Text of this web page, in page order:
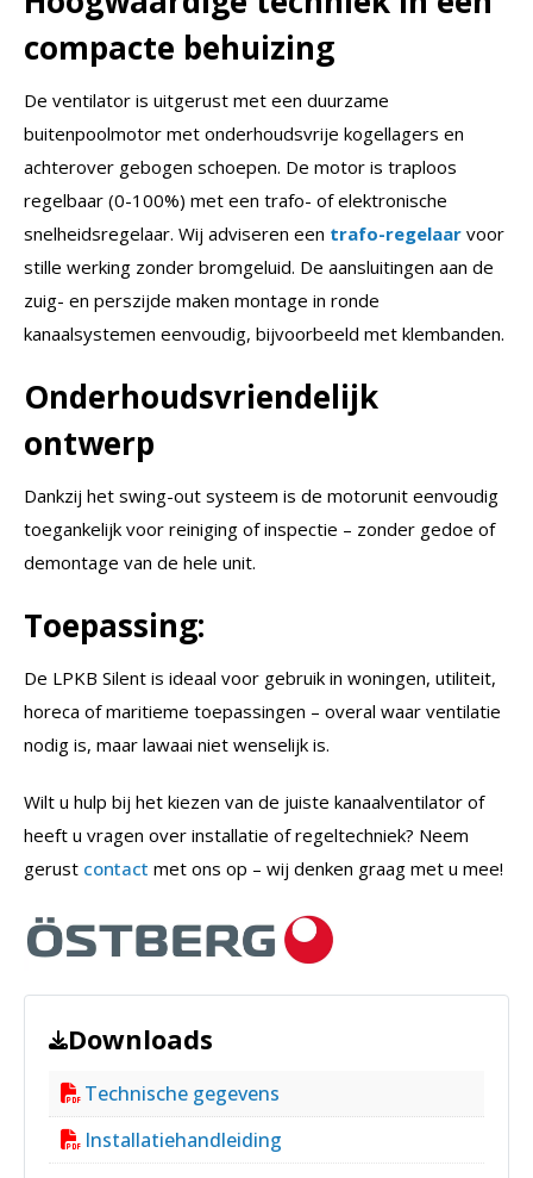
compacte behuizing
De ventilator is uitgerust met een duurzame
buitenpoolmotor met onderhoudsvrije kogellagers en
achterover gebogen schoepen. De motor is traploos
regelbaar (0-100%) met een trafo- of elektronische
snelheidsregelaar. Wij adviseren een trafo-regelaar voor
stille werking zonder bromgeluid. De aansluitingen aan de
zuig- en perszijde maken montage in ronde
kanaalsystemen eenvoudig, bijvoorbeeld met klembanden.
Onderhoudsvriendelijk
ontwerp
Dankzij het swing-out systeem is de motorunit eenvoudig
toegankelijk voor reiniging of inspectie – zonder gedoe of
demontage van de hele unit.
Toepassing:
De LPKB Silent is ideaal voor gebruik in woningen, utiliteit,
horeca of maritieme toepassingen – overal waar ventilatie
nodig is, maar lawaai niet wenselijk is.
Wilt u hulp bij het kiezen van de juiste kanaalventilator of
heeft u vragen over installatie of regeltechniek? Neem
gerust contact met ons op – wij denken graag met u mee!
Downloads
Technische gegevens
Installatiehandleiding